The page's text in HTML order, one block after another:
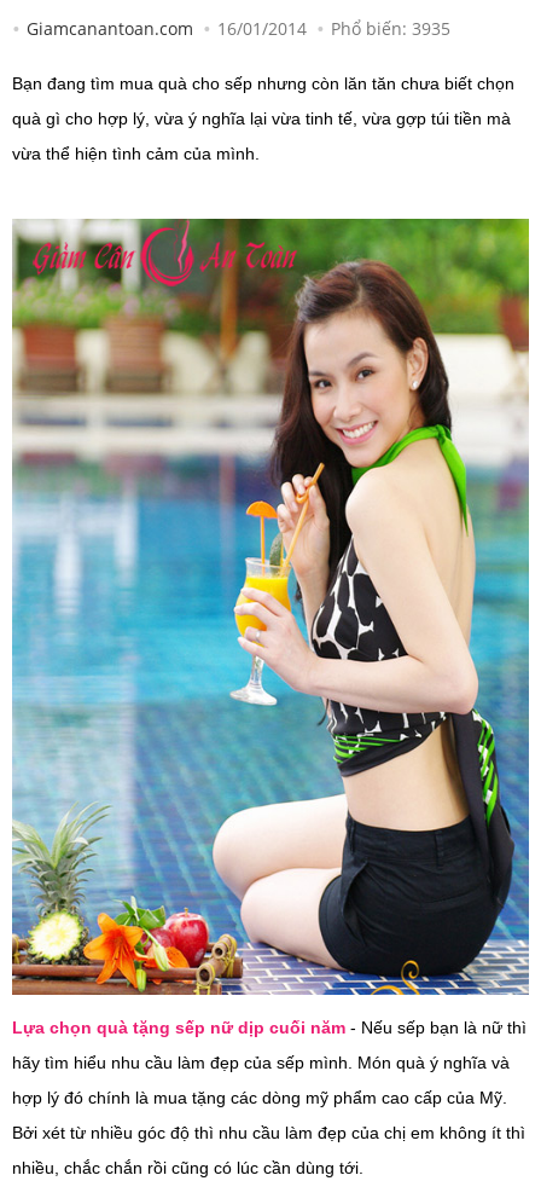
Giamcanantoan.com 16/01/2014 Phổ biến: 3935
Bạn đang tìm mua quà cho sếp nhưng còn lăn tăn chưa biết chọn
quà gì cho hợp lý, vừa ý nghĩa lại vừa tinh tế, vừa gợp túi tiền mà
vừa thể hiện tình cảm của mình.
Lựa chọn quà tặng sếp nữ dịp cuối năm - Nếu sếp bạn là nữ thì
hãy tìm hiểu nhu cầu làm đẹp của sếp mình. Món quà ý nghĩa và
hợp lý đó chính là mua tặng các dòng mỹ phẩm cao cấp của Mỹ.
Bởi xét từ nhiều góc độ thì nhu cầu làm đẹp của chị em không ít thì
nhiều, chắc chắn rồi cũng có lúc cần dùng tới.